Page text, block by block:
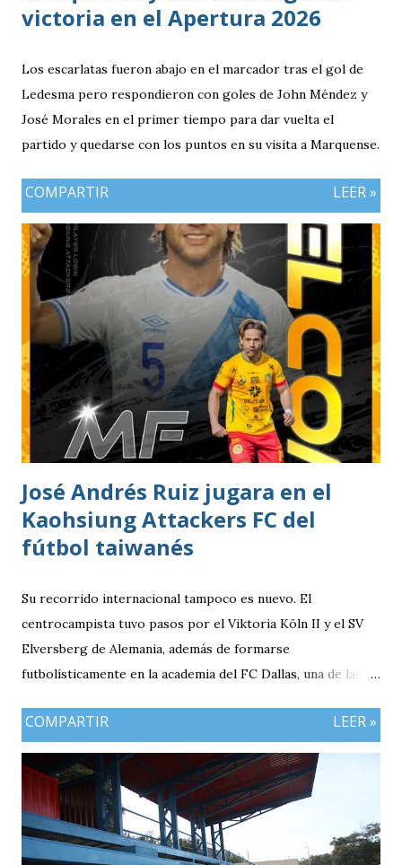
victoria en el Apertura 2026
Los escarlatas fueron abajo en el marcador tras el gol de
Ledesma pero respondieron con goles de John Méndez y
José Morales en el primer tiempo para dar vuelta el
partido y quedarse con los puntos en su visita a Marquense.
COMPARTIR LEER »
José Andrés Ruiz jugara en el
Kaohsiung Attackers FC del
fútbol taiwanés
Su recorrido internacional tampoco es nuevo. El
centrocampista tuvo pasos por el Viktoria Köln II y el SV
Elversberg de Alemania, además de formarse
futbolísticamente en la academia del FC Dallas, una de las
experiencia que marcó el inicio de su desarrollo como
Kaohsiung Attackers FC, una institución de crecimiento
reciente dentro del fútbol taiwanés. El club nació en 2016
con su equipo femenino y fue hasta 2025 cuando creó su
rama masculina, la cual comenzó su recorrido en la Segunda
COMPARTIR LEER »